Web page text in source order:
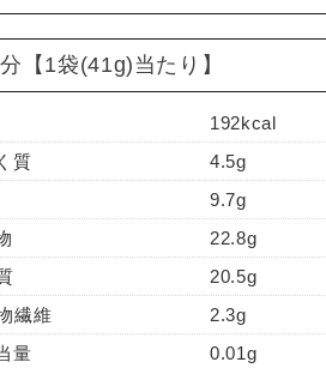
【1袋(41g)当たり】
192kcal
質
4.5g
9.7g
22.8g
20.5g
繊維
2.3g
量
0.01g